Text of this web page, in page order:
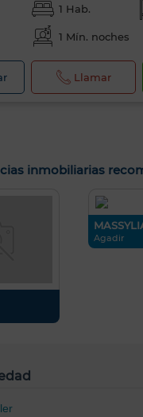
1 Hab.
1 Mín. noches
Llamar
inmobiliarias
Agadir